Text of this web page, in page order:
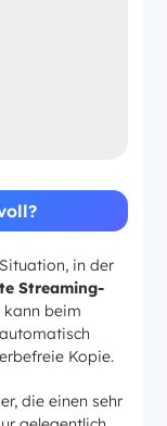
in der
Streaming-
kann beim
Kopie.
die einen sehr